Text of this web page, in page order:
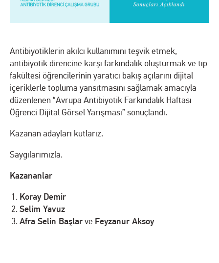
Antibiyotiklerin akılcı kullanımını teşvik etmek,
antibiyotik direncine karşı farkındalık oluşturmak ve tıp
fakültesi öğrencilerinin yaratıcı bakış açılarını dijital
içeriklerle topluma yansıtmasını sağlamak amacıyla
düzenlenen “Avrupa Antibiyotik Farkındalık Haftası
Öğrenci Dijital Görsel Yarışması” sonuçlandı.
Kazanan adayları kutlarız.
Saygılarımızla.
Kazananlar
Koray Demir
Selim Yavuz
Afra Selin Başlarve Feyzanur Aksoy